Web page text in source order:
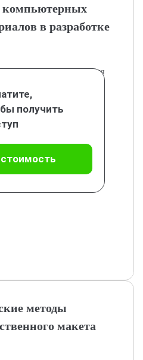
компьютерных
в разработке
и материалов для
получить
методы
макета